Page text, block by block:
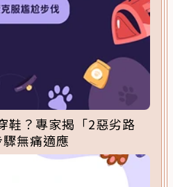
鞋？專家揭「2惡劣路
無痛適應